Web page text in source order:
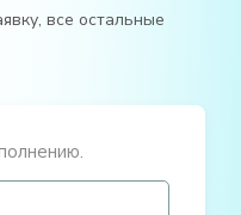
все остальные